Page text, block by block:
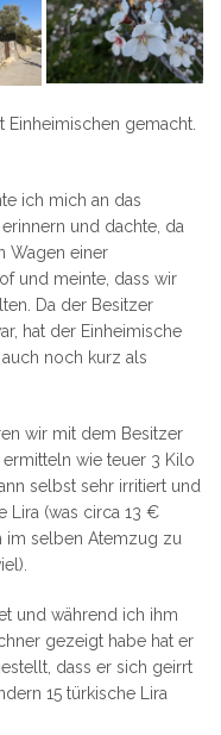
gemacht.
ich mich an das
und dachte, da
Wagen einer
und meinte, dass wir
Da der Besitzer
hat der Einheimische
noch kurz als
wir mit dem Besitzer
wie teuer 3 Kilo
selbst sehr irritiert und
Lira (was circa 13 €
im selben Atemzug zu
und während ich ihm
gezeigt habe hat er
dass er sich geirrt
15 türkische Lira